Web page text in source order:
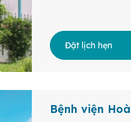
Đặt lịch hẹn
Bệnh viện